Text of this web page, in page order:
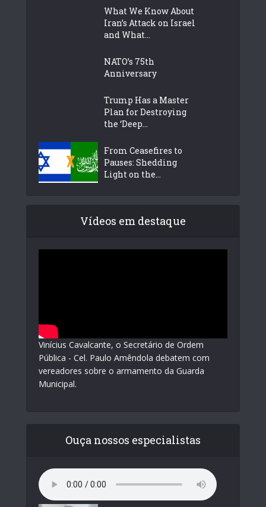
What We Know About
Iran’s Attack on Israel
and What...
NATO’s 75th
Anniversary
Trump Has a Master
Plan for Destroying
the ‘Deep...
From Ceasefires to
Pauses: Shedding
Light on the...
Vídeos em destaque
Vinícius Cavalcante, o Secretário de Ordem
Pública - Cel. Paulo Amêndola debatem com
vereadores sobre o armamento da Guarda
Municipal.
Ouça nossos especialistas